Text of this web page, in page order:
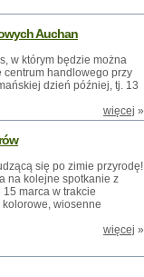
Auchan
w którym będzie można
centrum handlowego przy
dzień później, tj. 13
więcej »
się po zimie przyrodę!
na kolejne spotkanie z
15 marca w trakcie
kolorowe, wiosenne
więcej »